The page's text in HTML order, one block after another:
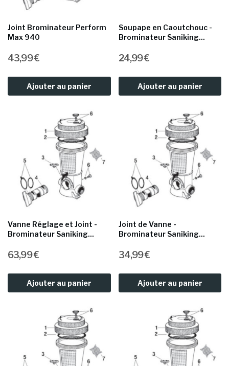
Joint Brominateur Perform
Max 940
43,99 €
Ajouter au panier
Soupape en Caoutchouc -
Brominateur Saniking...
24,99 €
Ajouter au panier
Vanne Réglage et Joint -
Brominateur Saniking...
63,99 €
Ajouter au panier
Joint de Vanne -
Brominateur Saniking...
34,99 €
Ajouter au panier